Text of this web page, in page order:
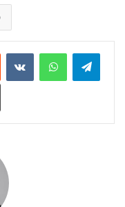
Reddit VKontakteWhatsApp
Imprimir